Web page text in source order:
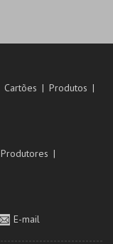
Cartões
Produtos
Produtores
E-mail